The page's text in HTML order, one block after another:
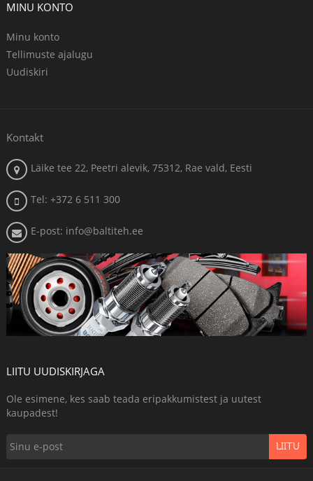
MINU KONTO
Minu konto
Tellimuste ajalugu
Uudiskiri
Kontakt
Läike tee 22, Peetri alevik, 75312, Rae vald, Eesti
Tel: +372 6 511 300
E-post: info@baltiteh.ee
LIITU UUDISKIRJAGA
Ole esimene, kes saab teada eripakkumistest ja uutest
kaupadest!
LIITU